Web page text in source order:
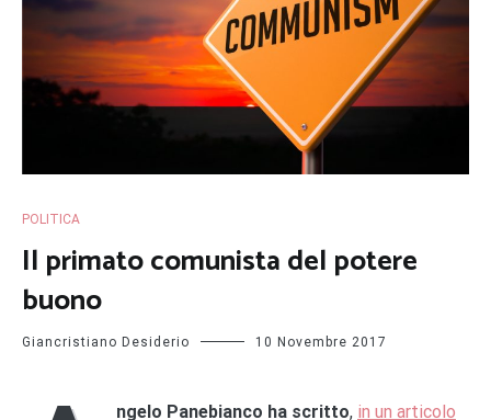
POLITICA
Il primato comunista del potere
buono
Giancristiano Desiderio 10 Novembre 2017
ngelo Panebianco ha scritto, in un articolo